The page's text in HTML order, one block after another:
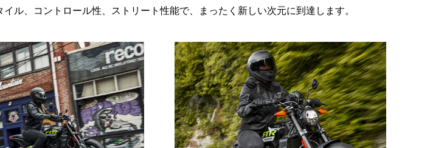
ル、コントロール性、ストリート性能で、まったく新しい次元に到達します。